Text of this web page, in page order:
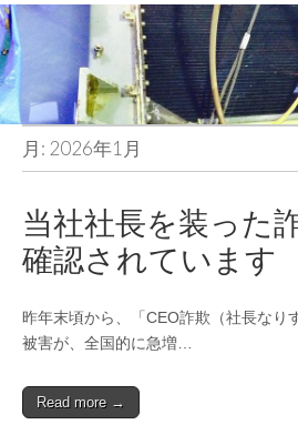
月: 2026年1月
当社社長を装った
確認されています
昨年末頃から、「CEO詐欺（社長なり
被害が、全国的に急増…
Read more →